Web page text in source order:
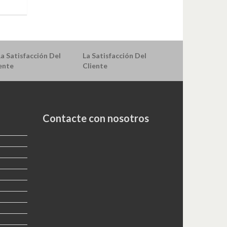
La Satisfacción Del
Cliente
Contacte con nosotros